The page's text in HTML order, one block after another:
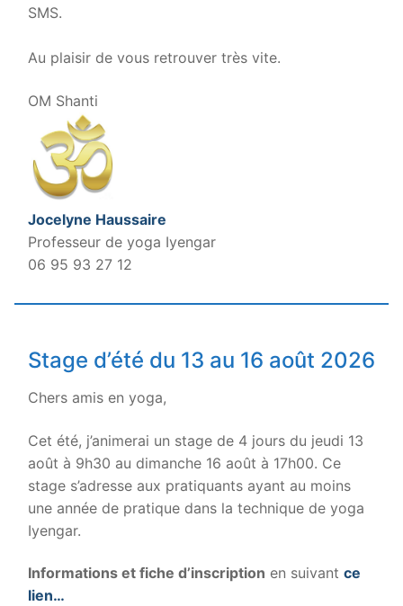
SMS.
Au plaisir de vous retrouver très vite.
OM Shanti
Jocelyne Haussaire
Professeur de yoga Iyengar
06 95 93 27 12
Stage d’été du 13 au 16 août 2026
Chers amis en yoga,
Cet été, j’animerai un stage de 4 jours du jeudi 13
août à 9h30 au dimanche 16 août à 17h00. Ce
stage s’adresse aux pratiquants ayant au moins
une année de pratique dans la technique de yoga
Iyengar.
Informations et fiche d’inscription en suivant ce
lien…